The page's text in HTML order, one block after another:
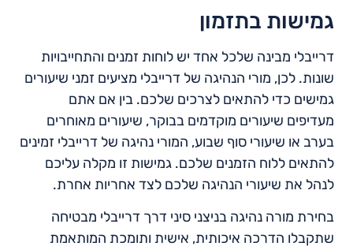
גמישות בתזמון
דרייבלי מבינה שלכל אחד יש לוחות זמנים והתחייבויות
שונות. לכן, מורי הנהיגה של דרייבלי מציעים זמני שיעורים
גמישים כדי להתאים לצרכים שלכם. בין אם אתם
מעדיפים שיעורים מוקדמים בבוקר, שיעורים מאוחרים
בערב או שיעורי סוף שבוע, המורי נהיגה של דרייבלי זמינים
להתאים ללוח הזמנים שלכם. גמישות זו מקלה עליכם
לנהל את שיעורי הנהיגה שלכם לצד אחריות אחרת.
בחירת מורה נהיגה בניצני סיני דרך דרייבלי מבטיחה
שתקבלו הדרכה איכותית, אישית ותומכת המותאמת